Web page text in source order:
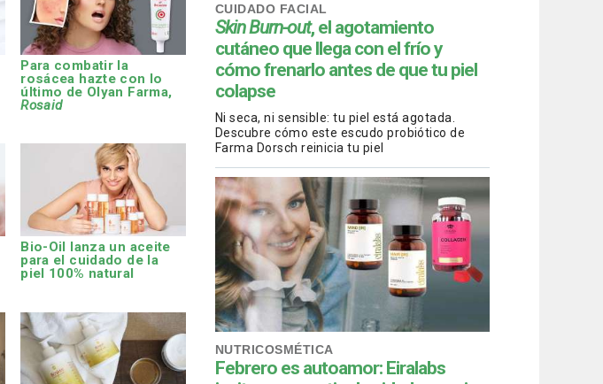
CUIDADO FACIAL
Skin Burn-out, el agotamiento
cutáneo que llega con el frío y
cómo frenarlo antes de que tu piel
colapse
Ni seca, ni sensible: tu piel está agotada.
Descubre cómo este escudo probiótico de
Farma Dorsch reinicia tu piel
NUTRICOSMÉTICA
Febrero es autoamor: Eiralabs
Para combatir la
rosácea hazte con lo
último de Olyan Farma,
Rosaid
Bio-Oil lanza un aceite
para el cuidado de la
piel 100% natural